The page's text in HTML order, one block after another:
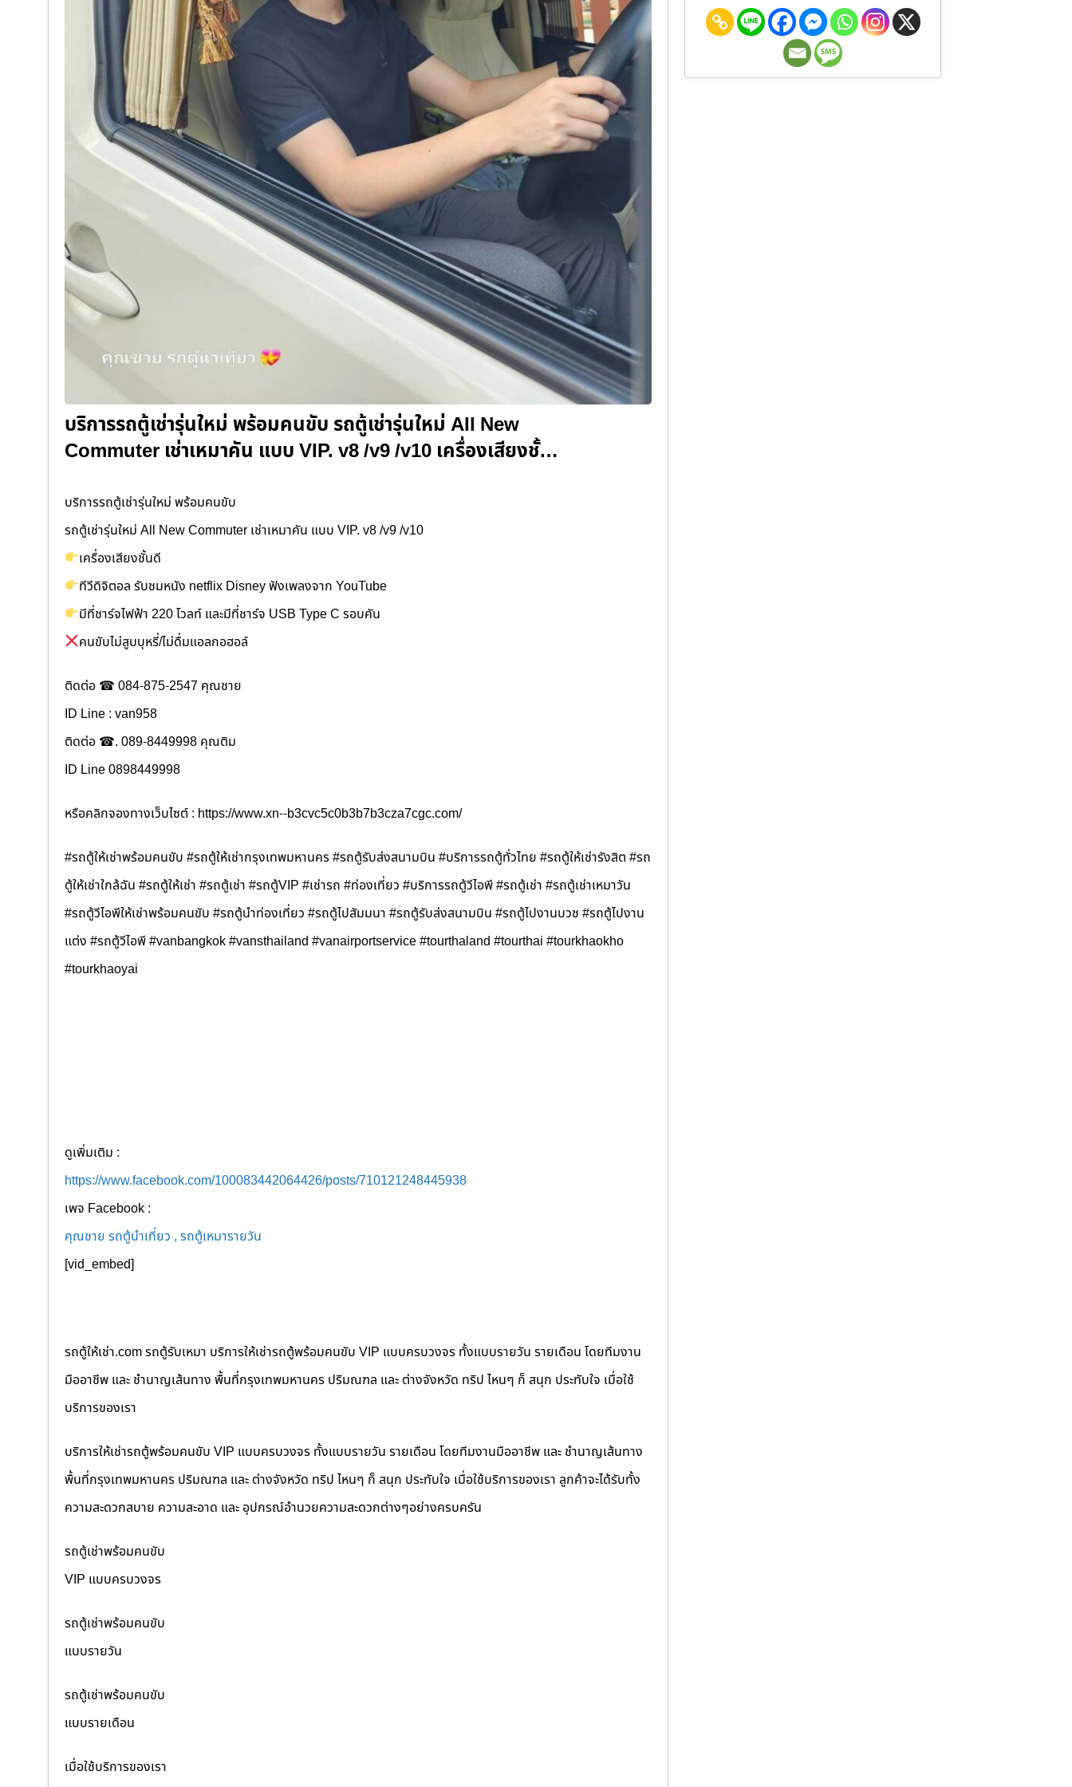
บริการรถตู้เช่ารุ่นใหม่ พร้อมคนขับ รถตู้เช่ารุ่นใหม่ All New
Commuter เช่าเหมาคัน แบบ VIP. v8 /v9 /v10 เครื่องเสียงชั้…
บริการรถตู้เช่ารุ่นใหม่ พร้อมคนขับ
รถตู้เช่ารุ่นใหม่ All New Commuter เช่าเหมาคัน แบบ VIP. v8 /v9 /v10
เครื่องเสียงชั้นดี
ทีวีดิจิตอล รับชมหนัง netflix Disney ฟังเพลงจาก YouTube
มีที่ชาร์จไฟฟ้า 220 โวลท์ และมีที่ชาร์จ USB Type C รอบคัน
คนขับไม่สูบบุหรี่/ไม่ดื่มแอลกอฮอล์
ติดต่อ ☎ 084-875-2547 คุณชาย
ID Line : van958
ติดต่อ ☎. 089-8449998 คุณติม
ID Line 0898449998
หรือคลิกจองทางเว็บไซต์ : https://www.xn--b3cvc5c0b3b7b3cza7cgc.com/
#รถตู้ให้เช่าพร้อมคนขับ #รถตู้ให้เช่ากรุงเทพมหานคร #รถตู้รับส่งสนามบิน #บริการรถตู้ทั่วไทย #รถตู้ให้เช่ารังสิต #รถ
ตู้ให้เช่าใกล้ฉัน #รถตู้ให้เช่า #รถตู้เช่า #รถตู้VIP #เช่ารถ #ท่องเที่ยว #บริการรถตู้วีไอพี #รถตู้เช่า #รถตู้เช่าเหมาวัน
#รถตู้วีไอพีให้เช่าพร้อมคนขับ #รถตู้นำท่องเที่ยว #รถตู้ไปสัมมนา #รถตู้รับส่งสนามบิน #รถตู้ไปงานบวช #รถตู้ไปงาน
แต่ง #รถตู้วีไอพี #vanbangkok #vansthailand #vanairportservice #tourthaland #tourthai #tourkhaokho
#tourkhaoyai
ดูเพิ่มเติม :
https://www.facebook.com/100083442064426/posts/710121248445938
เพจ Facebook :
คุณชาย รถตู้นำเที่ยว , รถตู้เหมารายวัน
[vid_embed]
รถตู้ให้เช่า.com รถตู้รับเหมา บริการให้เช่ารถตู้พร้อมคนขับ VIP แบบครบวงจร ทั้งแบบรายวัน รายเดือน โดยทีมงาน
มืออาชีพ และ ชำนาญเส้นทาง พื้นที่กรุงเทพมหานคร ปริมณฑล และ ต่างจังหวัด ทริป ไหนๆ ก็ สนุก ประทับใจ เมื่อใช้
บริการของเรา
บริการให้เช่ารถตู้พร้อมคนขับ VIP แบบครบวงจร ทั้งแบบรายวัน รายเดือน โดยทีมงานมืออาชีพ และ ชำนาญเส้นทาง
พื้นที่กรุงเทพมหานคร ปริมณฑล และ ต่างจังหวัด ทริป ไหนๆ ก็ สนุก ประทับใจ เมื่อใช้บริการของเรา ลูกค้าจะได้รับทั้ง
ความสะดวกสบาย ความสะอาด และ อุปกรณ์อำนวยความสะดวกต่างๆอย่างครบครัน
รถตู้เช่าพร้อมคนขับ
VIP แบบครบวงจร
รถตู้เช่าพร้อมคนขับ
แบบรายวัน
รถตู้เช่าพร้อมคนขับ
แบบรายเดือน
เมื่อใช้บริการของเรา